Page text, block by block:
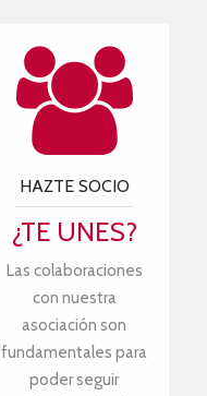
HAZTE SOCIO
¿TE UNES?
Las colaboraciones
con nuestra
asociación son
fundamentales para
poder seguir